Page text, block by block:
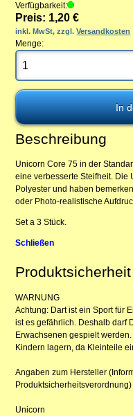
Verfügbarkeit:
Preis: 1,20 €
inkl. MwSt, zzgl.Versandkosten
Menge:
Beschreibung
Unicorn Core 75 in der
eine verbesserte Steifheit. Die
Polyester und haben
oder Photo-realistische
Set a 3 Stück.
Schließen
Produktsicherheit
WARNUNG
Achtung: Dart ist ein Sport für
ist es gefährlich. Deshalb darf
Erwachsenen gespielt
Kindern lagern, da Kleinteile
Angaben zum Hersteller
Produktsicherheitsverordnung)
Unicorn